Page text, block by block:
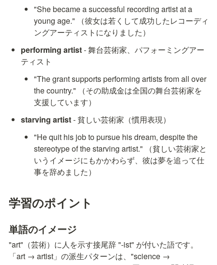
"She became a successful recording artist at a
young age." （彼女は若くして成功したレコーディ
ングアーティストになりました）
performing artist - 舞台芸術家、パフォーミングアー
ティスト
"The grant supports performing artists from all over
the country." （その助成金は全国の舞台芸術家を
支援しています）
starving artist - 貧しい芸術家（慣用表現）
"He quit his job to pursue his dream, despite the
stereotype of the starving artist." （貧しい芸術家と
いうイメージにもかかわらず、彼は夢を追って仕
事を辞めました）
学習のポイント
単語のイメージ
"art"（芸術）に人を示す接尾辞 "-ist" が付いた語です。
「art → artist」の派生パターンは、"science →